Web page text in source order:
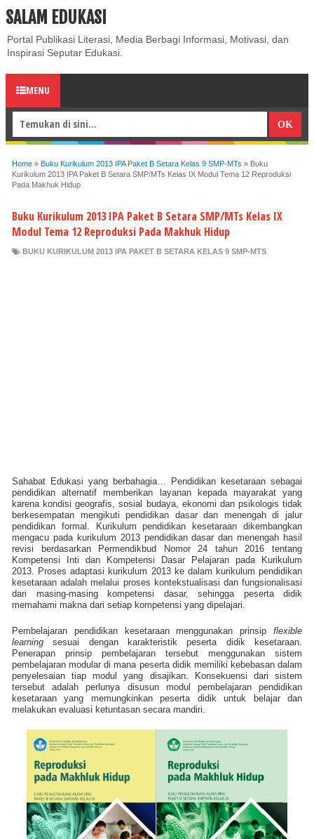
ABOUT CONTACT US
SALAM EDUKASI
Portal Publikasi Literasi, Media Berbagi Informasi, Motivasi, dan
Inspirasi Seputar Edukasi.
MENU
Home » Buku Kurikulum 2013 IPA Paket B Setara Kelas 9 SMP-MTs » Buku
Kurikulum 2013 IPA Paket B Setara SMP/MTs Kelas IX Modul Tema 12 Reproduksi
Pada Makhuk Hidup
Buku Kurikulum 2013 IPA Paket B Setara SMP/MTs Kelas IX
Modul Tema 12 Reproduksi Pada Makhuk Hidup
BUKU KURIKULUM 2013 IPA PAKET B SETARA KELAS 9 SMP-MTS
Sahabat Edukasi yang berbahagia… Pendidikan kesetaraan sebagai
pendidikan alternatif memberikan layanan kepada mayarakat yang
karena kondisi geografis, sosial budaya, ekonomi dan psikologis tidak
berkesempatan mengikuti pendidikan dasar dan menengah di jalur
pendidikan formal. Kurikulum pendidikan kesetaraan dikembangkan
mengacu pada kurikulum 2013 pendidikan dasar dan menengah hasil
revisi berdasarkan Permendikbud Nomor 24 tahun 2016 tentang
Kompetensi Inti dan Kompetensi Dasar Pelajaran pada Kurikulum
2013. Proses adaptasi kurikulum 2013 ke dalam kurikulum pendidikan
kesetaraan adalah melalui proses kontekstualisasi dan fungsionalisasi
dari masing-masing kompetensi dasar, sehingga peserta didik
memahami makna dari setiap kompetensi yang dipelajari.
Pembelajaran pendidikan kesetaraan menggunakan prinsip flexible
learningsesuai dengan karakteristik peserta didik kesetaraan.
Penerapan prinsip pembelajaran tersebut menggunakan sistem
pembelajaran modular di mana peserta didik memiliki kebebasan dalam
penyelesaian tiap modul yang disajikan. Konsekuensi dari sistem
tersebut adalah perlunya disusun modul pembelajaran pendidikan
kesetaraan yang memungkinkan peserta didik untuk belajar dan
melakukan evaluasi ketuntasan secara mandiri.